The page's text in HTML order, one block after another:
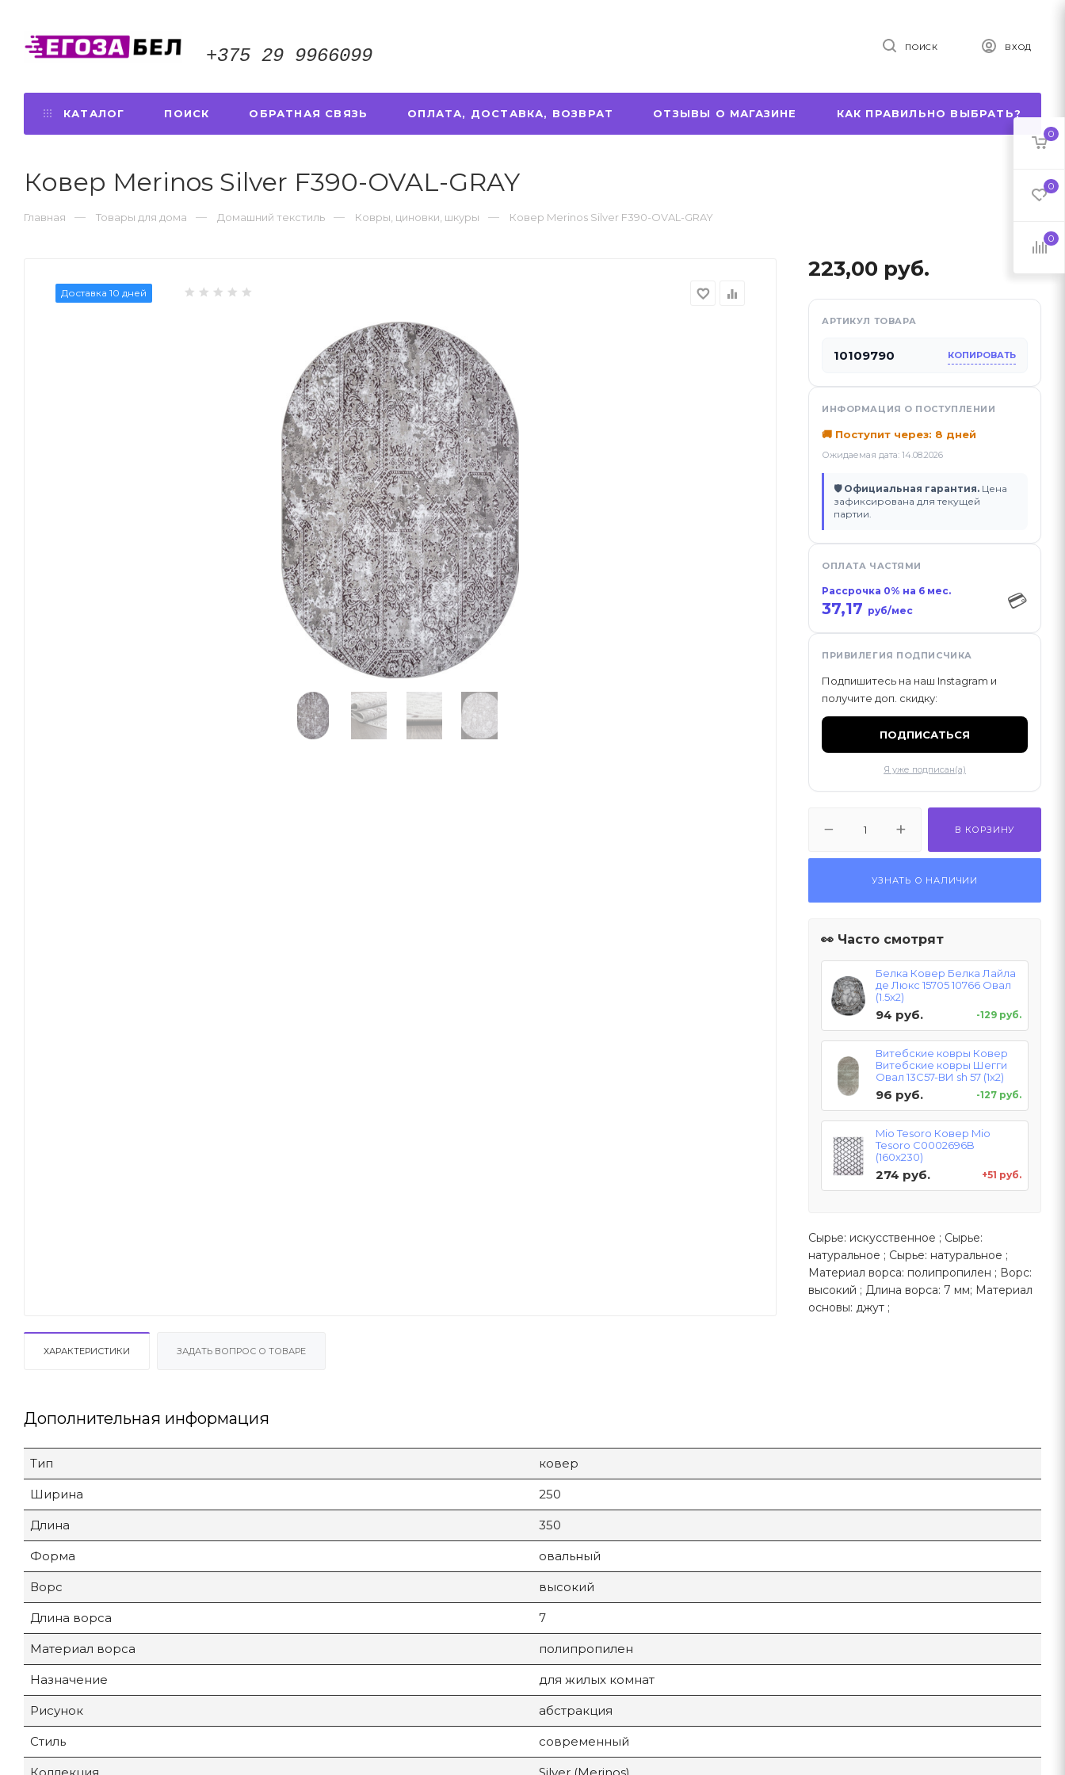
+375 29 9966099 ПОИСК ВХОД
КАТАЛОГ ПОИСК ОБРАТНАЯ СВЯЗЬ ОПЛАТА, ДОСТАВКА, ВОЗВРАТ ОТЗЫВЫ О МАГАЗИНЕ КАК ПРАВИЛЬНО ВЫБРАТЬ?
0
0
0
Ковер Merinos Silver F390-OVAL-GRAY
Главная Товары для дома Домашний текстиль Ковры, циновки, шкуры Ковер Merinos Silver F390-OVAL-GRAY
Доставка 10 дней favorite_border equalizer
223,00 руб.
АРТИКУЛ ТОВАРА
10109790 КОПИРОВАТЬ
ИНФОРМАЦИЯ О ПОСТУПЛЕНИИ
🚚 Поступит через: 8 дней
Ожидаемая дата: 14.08.2026
🛡 Официальная гарантия. Цена
зафиксирована для текущей
партии.
ОПЛАТА ЧАСТЯМИ
Рассрочка 0% на 6 мес.
37,17 руб/мес 💳
ПРИВИЛЕГИЯ ПОДПИСЧИКА
Подпишитесь на наш Instagram и
получите доп. скидку:
ПОДПИСАТЬСЯ
Я уже подписан(а)
В КОРЗИНУ
УЗНАТЬ О НАЛИЧИИ
👀 Часто смотрят
Белка Ковер Белка Лайла
де Люкс 15705 10766 Овал
(1.5х2)
94 руб. -129 руб.
Витебские ковры Ковер
Витебские ковры Шегги
Овал 13С57-ВИ sh 57 (1x2)
96 руб. -127 руб.
Mio Tesoro Ковер Mio
Tesoro C0002696B
(160x230)
274 руб. +51 руб.
Сырье: искусственное ; Сырье:
натуральное ; Сырье: натуральное ;
Материал ворса: полипропилен ; Ворс:
высокий ; Длина ворса: 7 мм; Материал
основы: джут ;
ХАРАКТЕРИСТИКИ ЗАДАТЬ ВОПРОС О ТОВАРЕ
Дополнительная информация
Тип ковер
Ширина 250
Длина 350
Форма овальный
Ворс высокий
Длина ворса 7
Материал ворса полипропилен
Назначение для жилых комнат
Рисунок абстракция
Стиль современный